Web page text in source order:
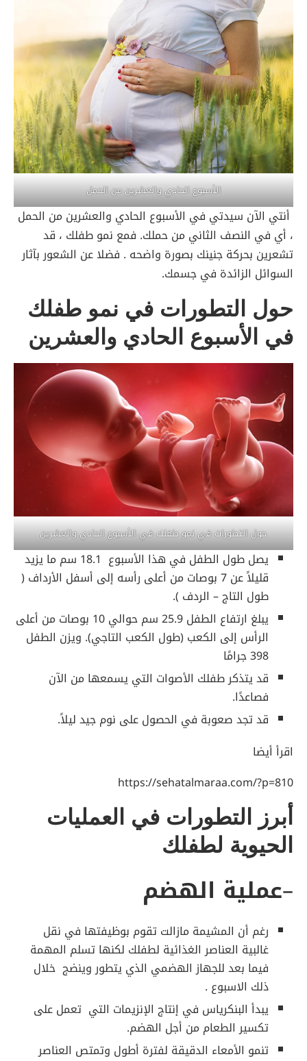
الأسبوع الحادي والعشرين من الحمل
أنتي الآن سيدتي في الأسبوع الحادي والعشرين من الحمل
، أي في النصف الثاني من حملك. فمع نمو طفلك ، قد
تشعرين بحركة جنينك بصورة واضحه . فضلا عن الشعور بآثار
السوائل الزائدة في جسمك.
حول التطورات في نمو طفلك
في الأسبوع الحادي والعشرين
حول التطورات في نمو طفلك في الأسبوع الحادي والعشرين
يصل طول الطفل في هذا الأسبوع 18.1 سم ما يزيد
قليلاً عن 7 بوصات من أعلى رأسه إلى أسفل الأرداف (
طول التاج – الردف ).
يبلغ ارتفاع الطفل 25.9 سم حوالي 10 بوصات من أعلى
الرأس إلى الكعب (طول الكعب التاجي). ويزن الطفل
398 جرامًا
قد يتذكر طفلك الأصوات التي يسمعها من الآن
فصاعدًا.
قد تجد صعوبة في الحصول على نوم جيد ليلاً.
اقرأ أيضا
https://sehatalmaraa.com/?p=810
أبرز التطورات في العمليات
الحيوية لطفلك
–عملية الهضم
رغم أن المشيمة مازالت تقوم بوظيفتها في نقل
غالبية العناصر الغذائية لطفلك لكنها تسلم المهمة
فيما بعد للجهاز الهضمي الذي يتطور وينضج خلال
ذلك الاسبوع .
يبدأ البنكرياس في إنتاج الإنزيمات التي تعمل على
تكسير الطعام من أجل الهضم.
تنمو الأمعاء الدقيقة لفترة أطول وتمتص العناصر